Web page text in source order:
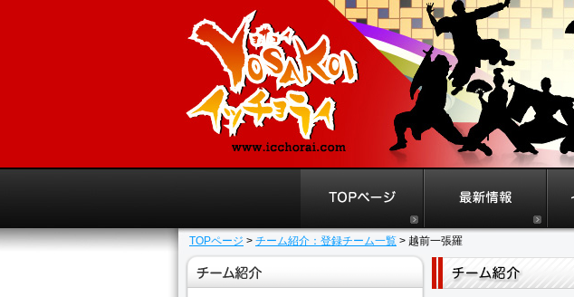
TOPページ > チーム紹介：登録チーム一覧 > 越前一張羅